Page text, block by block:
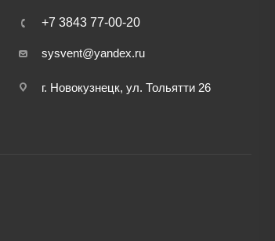
+7 3843 77-00-20
sysvent@yandex.ru
г. Новокузнецк, ул. Тольятти 26